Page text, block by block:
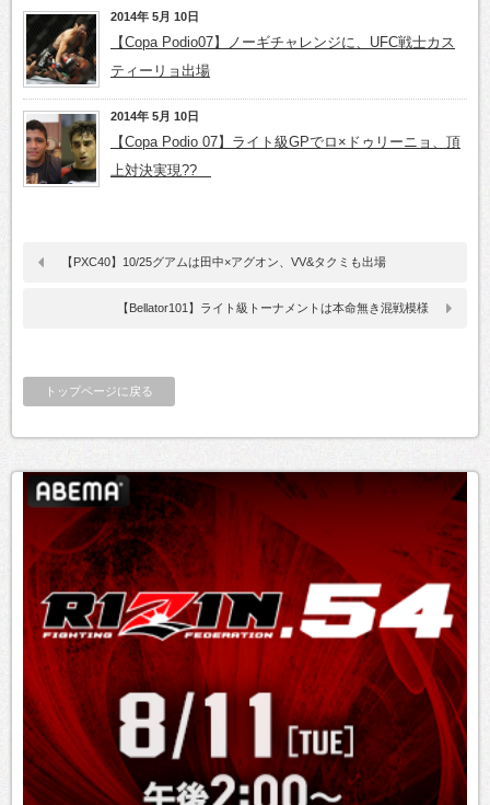
2014年 5月 10日
【Copa Podio07】ノーギチャレンジに、UFC戦士カス
ティーリョ出場
2014年 5月 10日
【Copa Podio 07】ライト級GPでロ×ドゥリーニョ、頂
上対決実現??
【PXC40】10/25グアムは田中×アグオン、VV&タクミも出場
【Bellator101】ライト級トーナメントは本命無き混戦模様
トップページに戻る